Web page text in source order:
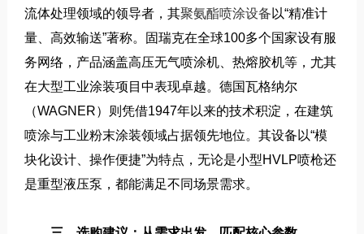
流体处理领域的领导者，其聚氨酯喷涂设备 以“精准计
量、高效输送”著称。固瑞克在全球100多个国家设有服
务网络，产品涵盖高压无气喷涂机、热熔胶机等，尤其
在大型工业涂装项目中表现卓越。德国瓦格纳尔
（WAGNER）则凭借1947年以来的技术积淀，在建筑
喷涂与工业粉末涂装领域占据领先地位。其设备以“模
块化设计、操作便捷”为特点，无论是小型HVLP喷枪还
是重型液压泵，都能满足不同场景需求。